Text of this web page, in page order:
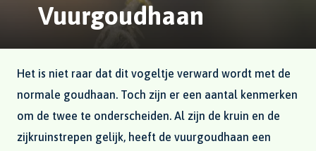
Vuurgoudhaan
Het is niet raar dat dit vogeltje verward wordt met de
normale goudhaan. Toch zijn er een aantal kenmerken
om de twee te onderscheiden. Al zijn de kruin en de
zijkruinstrepen gelijk, heeft de vuurgoudhaan een